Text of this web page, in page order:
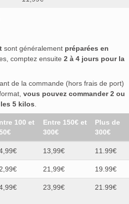
sont généralement préparées en
comptez ensuite 2 à 4 jours pour la
de la commande (hors frais de port)
vous pouvez commander 2 ou
5 kilos
100 et
Entre 150€ et
300€
Plus de
300€
13,99€ 11.99€
21,99€ 19.99€
23,99€ 21.99€